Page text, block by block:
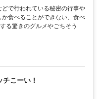
で行われている秘密の行事や
食べることができない、食べ
る驚きのグルメやごちそう
こーい！